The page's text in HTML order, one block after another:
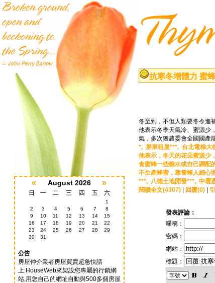
« August 2026 »
日 一 二 三 四 五 六
1
2
3 4 5 6 7
8
9
10 11 12 13 14
15
16
17 18 19 20 21
22
23
24 25 26 27 28
29
30
31
公告
房屋仲介業者房屋買賣超急快請
上:HouseWeb來架設您專屬的行銷網
站,用您自己的網址自動與500多個房屋
抗寒冬增體力 蜜
冬至到，不但人類要冬令進
他表示冬季天氣冷、蜜源少
氣，多次獲農委會全國國產
*, 屏東租屋***, 台北電梯大
他表示，冬天的花朵蜜源少
食蜜蜂一些糖水或自己調配
不生產蜂蜜，靠養蜂人細心
***, 八德土地開發***, 中壢
閱讀全文(4307)
回覆(0)
發表評論：
暱稱：
密碼：
網站：
標題：